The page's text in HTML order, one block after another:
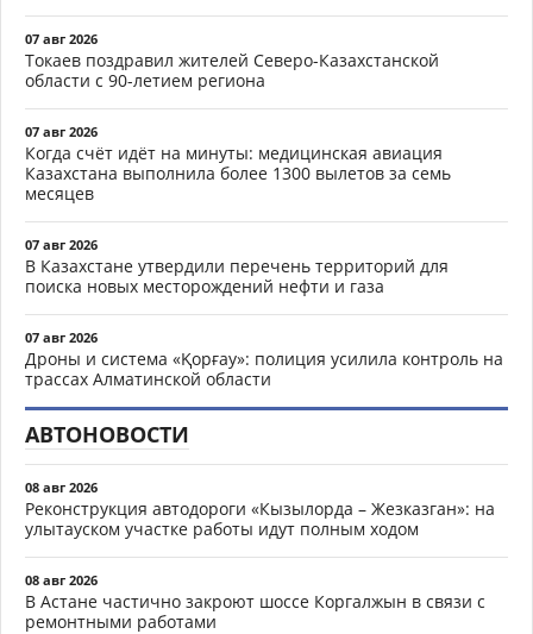
07 авг 2026
Токаев поздравил жителей Северо-Казахстанской
области с 90-летием региона
07 авг 2026
Когда счёт идёт на минуты: медицинская авиация
Казахстана выполнила более 1300 вылетов за семь
месяцев
07 авг 2026
В Казахстане утвердили перечень территорий для
поиска новых месторождений нефти и газа
07 авг 2026
Дроны и система «Қорғау»: полиция усилила контроль на
трассах Алматинской области
АВТОНОВОСТИ
08 авг 2026
Реконструкция автодороги «Кызылорда – Жезказган»: на
улытауском участке работы идут полным ходом
08 авг 2026
В Астане частично закроют шоссе Коргалжын в связи с
ремонтными работами